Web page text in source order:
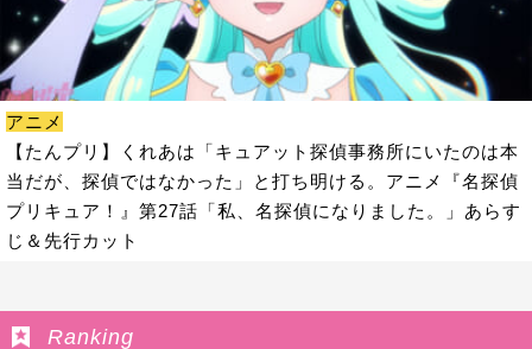
アニメ
【たんプリ】くれあは「キュアット探偵事務所にいたのは本
当だが、探偵ではなかった」と打ち明ける。アニメ『名探偵
プリキュア！』第27話「私、名探偵になりました。」あらす
じ＆先行カット
Ranking